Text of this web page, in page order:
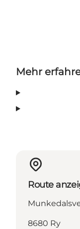
Mehr
Route
8680 Ry